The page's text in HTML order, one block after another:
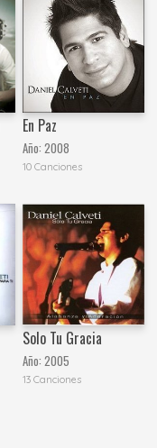
En Paz
Año:2008
10 Canciones
Solo Tu Gracia
Año:2005
13 Canciones